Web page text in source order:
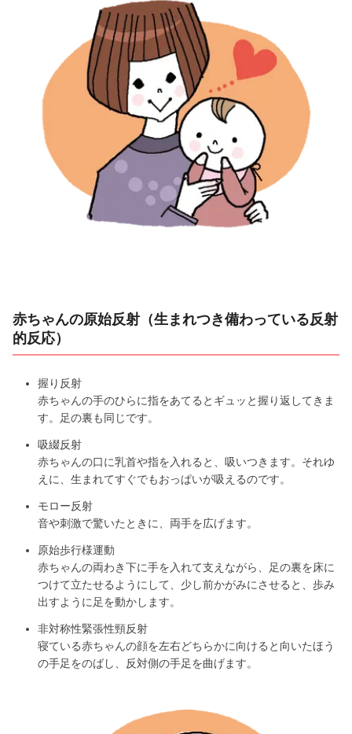
赤ちゃんの原始反射（生まれつき備わっている反射
的反応）
握り反射
赤ちゃんの手のひらに指をあてるとギュッと握り返してきま
す。足の裏も同じです。
吸綴反射
赤ちゃんの口に乳首や指を入れると、吸いつきます。それゆ
えに、生まれてすぐでもおっぱいが吸えるのです。
モロー反射
音や刺激で驚いたときに、両手を広げます。
原始歩行様運動
赤ちゃんの両わき下に手を入れて支えながら、足の裏を床に
つけて立たせるようにして、少し前かがみにさせると、歩み
出すように足を動かします。
非対称性緊張性頸反射
寝ている赤ちゃんの顔を左右どちらかに向けると向いたほう
の手足をのばし、反対側の手足を曲げます。